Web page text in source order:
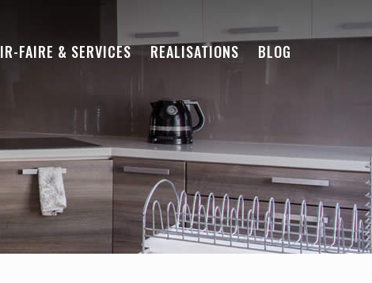
FAIRE & SERVICES REALISATIONS BLOG